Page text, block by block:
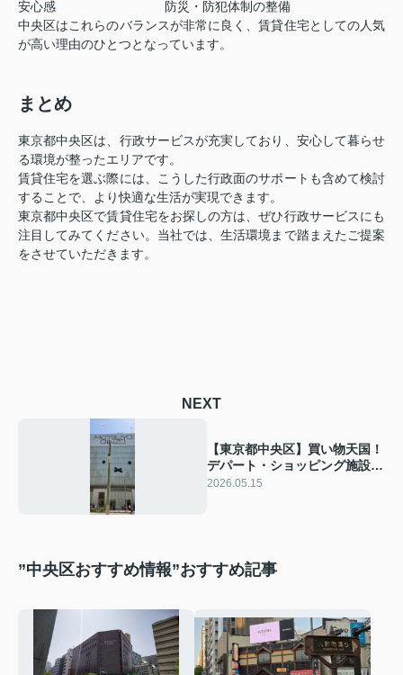
安心感
防災・防犯体制の整備
中央区はこれらのバランスが非常に良く、賃貸住宅としての人気
が高い理由のひとつとなっています。
まとめ
東京都中央区は、行政サービスが充実しており、安心して暮らせ
る環境が整ったエリアです。
賃貸住宅を選ぶ際には、こうした行政面のサポートも含めて検討
することで、より快適な生活が実現できます。
東京都中央区で賃貸住宅をお探しの方は、ぜひ行政サービスにも
注目してみてください。当社では、生活環境まで踏まえたご提案
をさせていただきます。
NEXT
【東京都中央区】買い物天国！
デパート・ショッピング施設徹
底比較
2026.05.15
”中央区おすすめ情報”おすすめ記事